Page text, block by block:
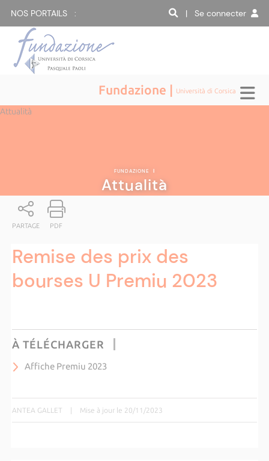
NOS PORTAILS : | Se connecter
Fundazione | Università di Corsica
Attualità
FUNDAZIONE |
Attualità
PARTAGE PDF
Remise des prix des
bourses U Premiu 2023
À TÉLÉCHARGER
Affiche Premiu 2023
ANTEA GALLET | Mise à jour le 20/11/2023